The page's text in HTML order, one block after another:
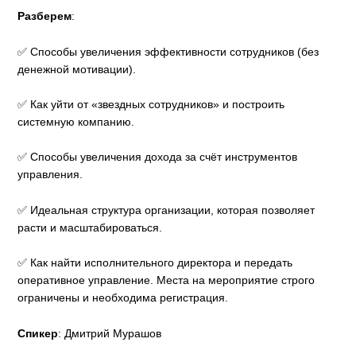
Разберем:
✅ Способы увеличения эффективности сотрудников (без
денежной мотивации).
✅ Как уйти от «звездных сотрудников» и построить
системную компанию.
✅ Способы увеличения дохода за счёт инструментов
управления.
✅ Идеальная структура организации, которая позволяет
расти и масштабироваться.
✅ Как найти исполнительного директора и передать
оперативное управление. Места на мероприятие строго
ограничены и необходима регистрация.
Спикер: Дмитрий Мурашов